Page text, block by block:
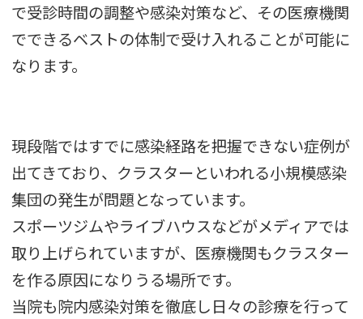
で受診時間の調整や感染対策など、その医療機関
でできるベストの体制で受け入れることが可能に
なります。
現段階ではすでに感染経路を把握できない症例が
出てきており、クラスターといわれる小規模感染
集団の発生が問題となっています。
スポーツジムやライブハウスなどがメディアでは
取り上げられていますが、医療機関もクラスター
を作る原因になりうる場所です。
当院も院内感染対策を徹底し日々の診療を行って